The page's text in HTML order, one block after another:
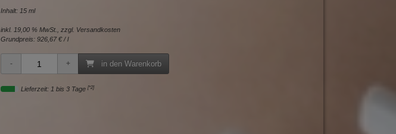
Inhalt: 15 ml
inkl. 19,00 % MwSt., zzgl. Versandkosten
Grundpreis: 926,67 € / l
in den Warenkorb
Lieferzeit: 1 bis 3 Tage [*2]